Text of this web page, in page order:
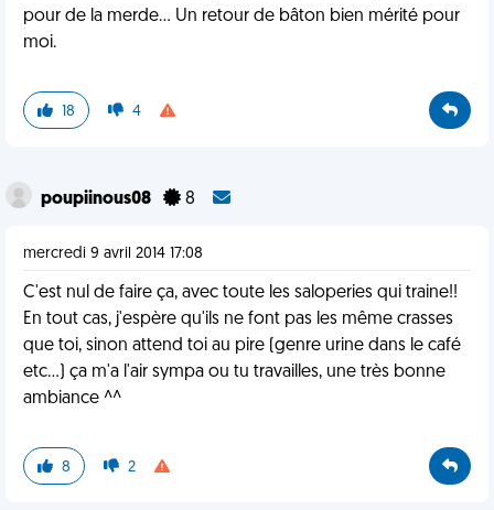
pour de la merde... Un retour de bâton bien mérité pour
moi.
18 4
poupiinous08 8
mercredi 9 avril 2014 17:08
C'est nul de faire ça, avec toute les saloperies qui traine!!
En tout cas, j'espère qu'ils ne font pas les même crasses
que toi, sinon attend toi au pire (genre urine dans le café
etc...) ça m'a l'air sympa ou tu travailles, une très bonne
ambiance ^^
8 2